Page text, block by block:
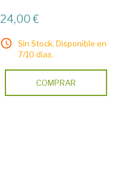
24,00 €
Sin Stock. Disponible en
7/10 días.
COMPRAR